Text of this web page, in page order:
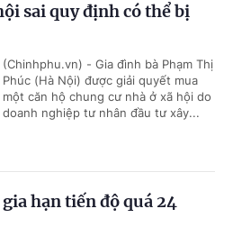
sai quy định có thể bị
(Chinhphu.vn) - Gia đình bà Phạm Thị
Phúc (Hà Nội) được giải quyết mua
một căn hộ chung cư nhà ở xã hội do
doanh nghiệp tư nhân đầu tư xây...
hạn tiến độ quá 24